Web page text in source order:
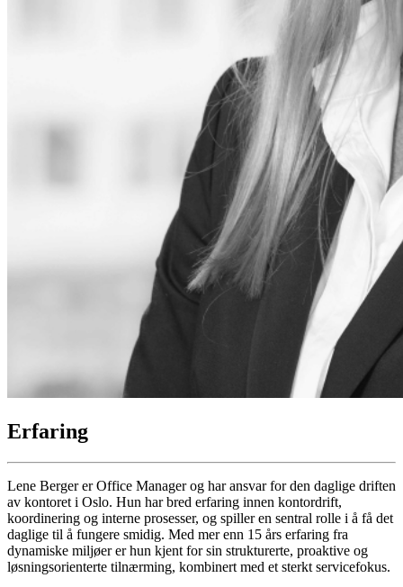
Erfaring
Lene Berger er Office Manager og har ansvar for den daglige driften
av kontoret i Oslo. Hun har bred erfaring innen kontordrift,
koordinering og interne prosesser, og spiller en sentral rolle i å få det
daglige til å fungere smidig. Med mer enn 15 års erfaring fra
dynamiske miljøer er hun kjent for sin strukturerte, proaktive og
løsningsorienterte tilnærming, kombinert med et sterkt servicefokus.